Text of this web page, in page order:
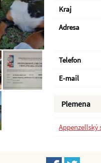
Kraj
Adresa
Telefon
E-mail
Plemena
Appenzellský